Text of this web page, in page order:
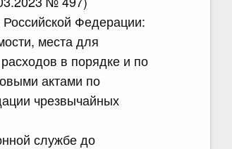
Российской Федерации:
места для
в порядке и по
актами по
чрезвычайных
службе до